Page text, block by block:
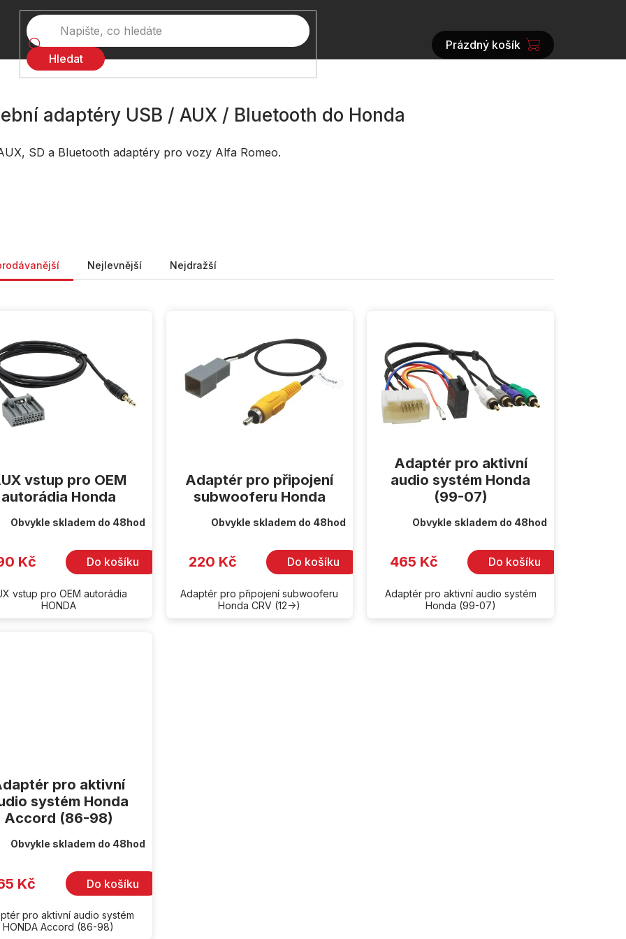
Hledat
NÁKUPNÍ
Prázdný košík
adaptéry USB / AUX / Bluetooth do Honda
SD a Bluetooth adaptéry pro vozy Alfa Romeo.
Nejlevnější Nejdražší
vstup pro OEM
autorádia Honda
Obvykle skladem do 48hod
Kč Do košíku
vstup pro OEM autorádia
HONDA
Adaptér pro připojení
subwooferu Honda
Obvykle skladem do 48hod
220 Kč Do košíku
Adaptér pro připojení subwooferu
Honda CRV (12->)
Adaptér pro aktivní
audio systém Honda
(99-07)
Obvykle skladem do 48hod
465 Kč Do košíku
Adaptér pro aktivní audio systém
Honda (99-07)
pro aktivní
systém Honda
Accord (86-98)
Obvykle skladem do 48hod
Kč Do košíku
pro aktivní audio systém
HONDA Accord (86-98)